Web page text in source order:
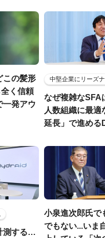
この髪形
く信頼
一発アウ
中堅企業にリーズ
なぜ複雑なSFA
人数組織に最適
延長」で進める
測する…
小泉進次郎氏で
でもない...いま